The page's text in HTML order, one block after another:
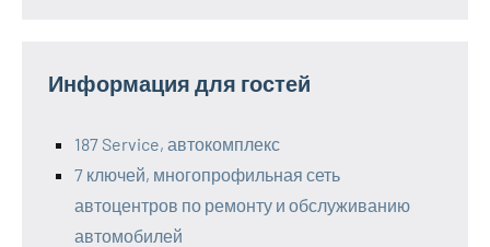
Информация для гостей
187 Service, автокомплекс
7 ключей, многопрофильная сеть
автоцентров по ремонту и обслуживанию
автомобилей